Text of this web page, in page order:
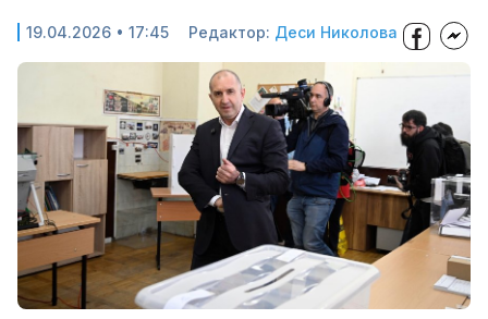
19.04.2026 • 17:45 Редактор: Деси Николова